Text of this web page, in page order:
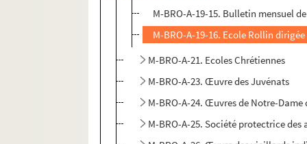
M-BRO-A-19-15. Bulletin mensuel
M-BRO-A-19-16. Ecole Rollin
M-BRO-A-21. Ecoles Chrétiennes
M-BRO-A-23. Œuvre des Juvénats
M-BRO-A-24. Œuvres de Notre-Dame
M-BRO-A-25. Société protectrice des